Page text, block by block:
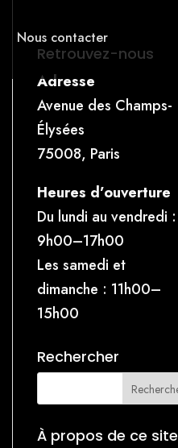
Nous contacter
Retrouvez-nous
Adresse
Avenue des Champs-
Élysées
75008, Paris
Heures d’ouverture
Du lundi au vendredi :
9h00–17h00
Les samedi et
dimanche : 11h00–
15h00
Rechercher
À propos de ce site